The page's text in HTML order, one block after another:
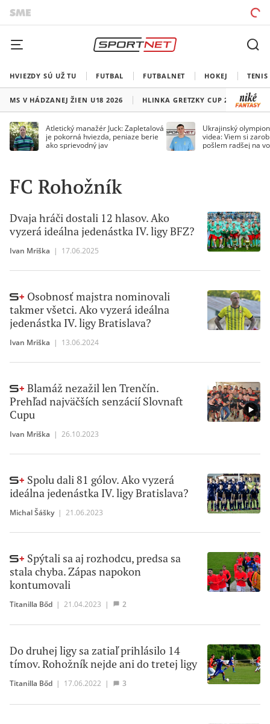
HVIEZDY SÚ UŽ TU FUTBAL FUTBALNET HOKEJ TENIS
MS V HÁDZANEJ ŽIEN U18 2026 HLINKA GRETZKY CUP 2026
Atletický manažér Juck: Zapletalová
je pokorná hviezda, peniaze berie
ako sprievodný jav
Ukrajinský
videa: Viem si
pošlem radšej na
FC Rohožník
Dvaja hráči dostali 12 hlasov. Ako
vyzerá ideálna jedenástka IV. ligy BFZ?
Ivan Mriška | 17.06.2025
Osobnosť majstra nominovali
takmer všetci. Ako vyzerá ideálna
jedenástka IV. ligy Bratislava?
Ivan Mriška | 13.06.2024
Blamáž nezažil len Trenčín.
Prehľad najväčších senzácií Slovnaft
Cupu
Ivan Mriška | 26.10.2023
Spolu dali 81 gólov. Ako vyzerá
ideálna jedenástka IV. ligy Bratislava?
Michal Šášky | 21.06.2023
Spýtali sa aj rozhodcu, predsa sa
stala chyba. Zápas napokon
kontumovali
Titanilla Bőd | 21.04.2023 | 2
Do druhej ligy sa zatiaľ prihlásilo 14
tímov. Rohožník nejde ani do tretej ligy
Titanilla Bőd | 17.06.2022 | 3